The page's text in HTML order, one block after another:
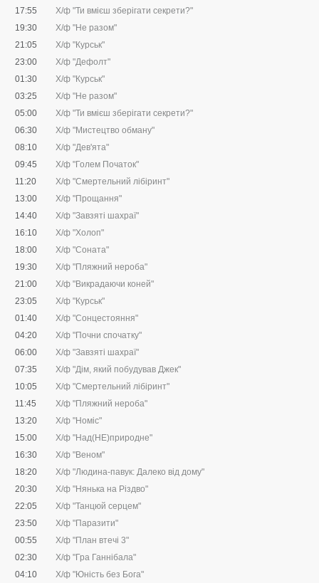
17:55
Х/ф "Ти вмієш зберігати секрети?"
19:30
Х/ф "Не разом"
21:05
Х/ф "Курськ"
23:00
Х/ф "Дефолт"
01:30
Х/ф "Курськ"
03:25
Х/ф "Не разом"
05:00
Х/ф "Ти вмієш зберігати секрети?"
06:30
Х/ф "Мистецтво обману"
08:10
Х/ф "Дев'ята"
09:45
Х/ф "Голем Початок"
11:20
Х/ф "Смертельний лібіринт"
13:00
Х/ф "Прощання"
14:40
Х/ф "Завзяті шахраї"
16:10
Х/ф "Холоп"
18:00
Х/ф "Соната"
19:30
Х/ф "Пляжний нероба"
21:00
Х/ф "Викрадаючи коней"
23:05
Х/ф "Курськ"
01:40
Х/ф "Сонцестояння"
04:20
Х/ф "Почни спочатку"
06:00
Х/ф "Завзяті шахраї"
07:35
Х/ф "Дім, який побудував Джек"
10:05
Х/ф "Смертельний лібіринт"
11:45
Х/ф "Пляжний нероба"
13:20
Х/ф "Номіс"
15:00
Х/ф "Над(НЕ)природне"
16:30
Х/ф "Веном"
18:20
Х/ф "Людина-павук: Далеко від дому"
20:30
Х/ф "Нянька на Різдво"
22:05
Х/ф "Танцюй серцем"
23:50
Х/ф "Паразити"
00:55
Х/ф "План втечі 3"
02:30
Х/ф "Гра Ганнібала"
04:10
Х/ф "Юність без Бога"